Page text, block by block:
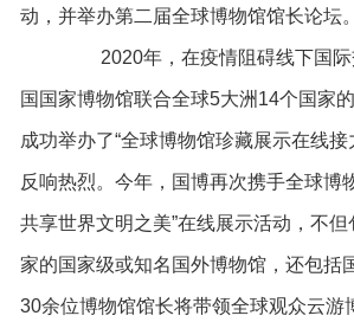
动，并举办第二届全球博物馆馆长论坛
2020年，在疫情阻碍线下国际
国国家博物馆联合全球5大洲14个国家
成功举办了“全球博物馆珍藏展示在线
反响热烈。今年，国博再次携手全球博
共享世界文明之美”在线展示活动，不但
家的国家级或知名国外博物馆，还包括
30余位博物馆馆长将带领全球观众云游